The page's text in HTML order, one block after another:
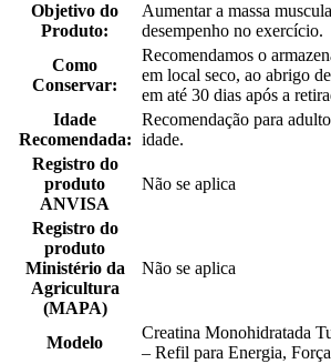
Objetivo do
Produto:
Aumentar a massa
desempenho no exercício.
Como
Conservar:
Recomendamos o
em local seco, ao abrigo
em até 30 dias após a
Idade
Recomendada:
Recomendação para
idade.
Registro do
produto
ANVISA
Não se aplica
Registro do
produto
Ministério da
Agricultura
(MAPA)
Não se aplica
Modelo
Creatina Monohidratada
– Refil para Energia,